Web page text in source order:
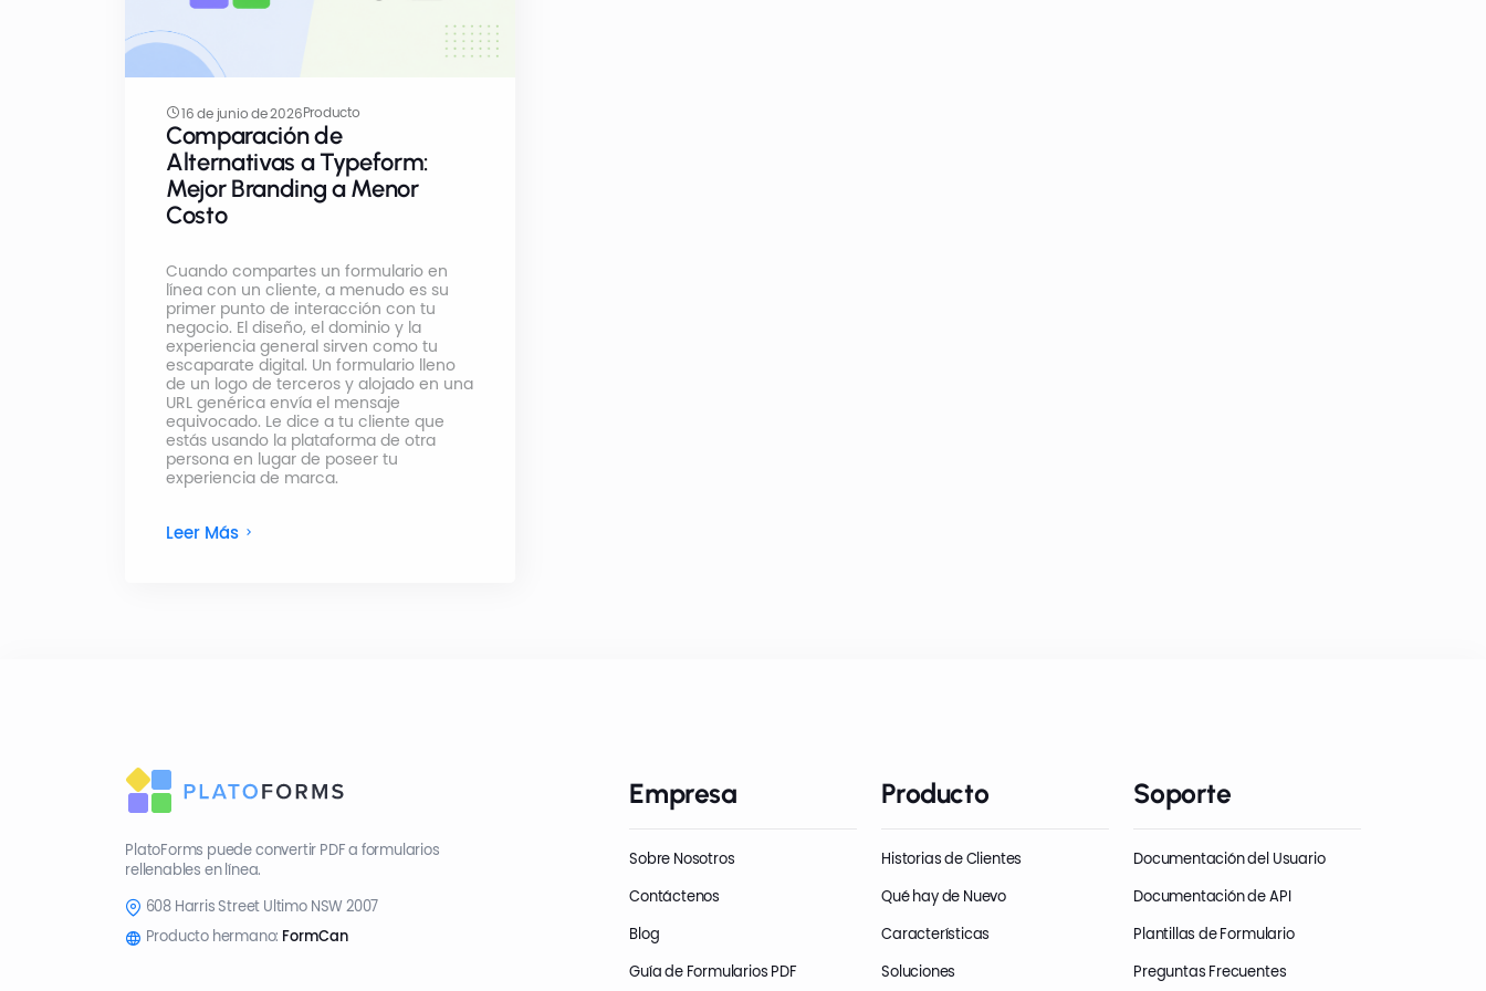
16 de junio de 2026Producto
Comparación de
Alternativas a Typeform:
Mejor Branding a Menor
Costo
Cuando compartes un formulario en
línea con un cliente, a menudo es su
primer punto de interacción con tu
negocio. El diseño, el dominio y la
experiencia general sirven como tu
escaparate digital. Un formulario lleno
de un logo de terceros y alojado en una
URL genérica envía el mensaje
equivocado. Le dice a tu cliente que
estás usando la plataforma de otra
persona en lugar de poseer tu
experiencia de marca.
Leer Más
PlatoForms puede convertir PDF a formularios
rellenables en línea.
608 Harris Street Ultimo NSW 2007
Producto hermano: FormCan
Empresa
Sobre Nosotros
Contáctenos
Blog
Guía de Formularios PDF
Producto
Historias de Clientes
Qué hay de Nuevo
Características
Soluciones
Soporte
Documentación del Usuario
Documentación de API
Plantillas de Formulario
Preguntas Frecuentes